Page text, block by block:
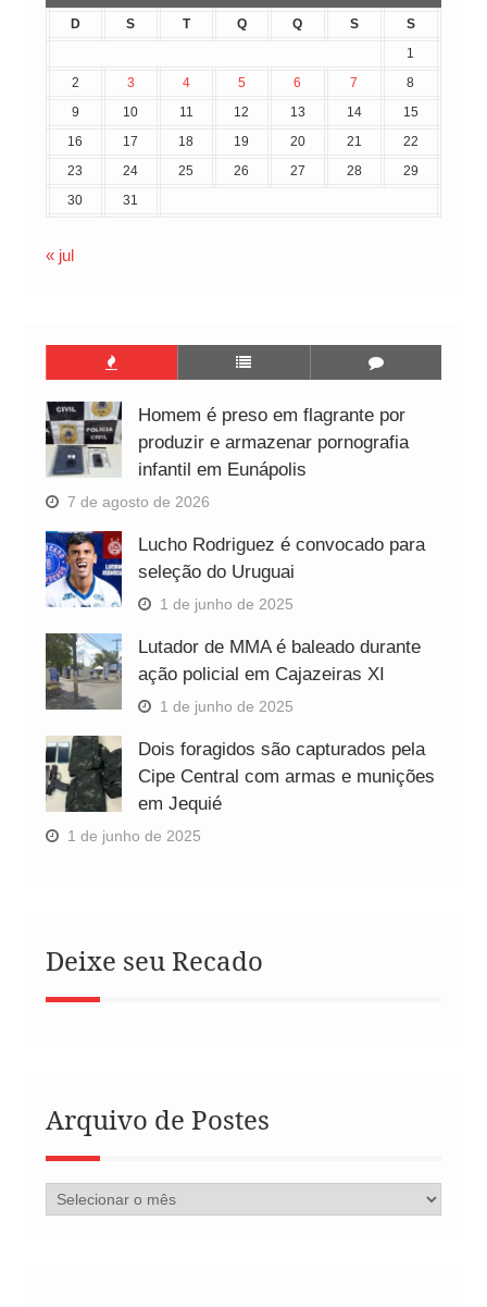
D S T Q Q S
S
1
2
3 4 5 6 7
8
9
10 11 12 13 14
15
16
17 18 19 20 21
22
23
24 25 26 27 28
29
30
31
« jul
Homem é preso em flagrante por
produzir e armazenar pornografia
infantil em Eunápolis
7 de agosto de 2026
Lucho Rodriguez é convocado para
seleção do Uruguai
1 de junho de 2025
Lutador de MMA é baleado durante
ação policial em Cajazeiras XI
1 de junho de 2025
Dois foragidos são capturados pela
Cipe Central com armas e munições
em Jequié
1 de junho de 2025
Deixe seu Recado
Arquivo de Postes
Arquivo
de